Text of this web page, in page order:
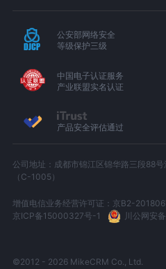
公安部网络安全
等级保护三级
中国电子认证服务
产业联盟实名认证
产品安全评估通过
公司地址：成都市锦江区锦华路三段88
（C-1005）
增值电信业务经营许可证：京B2-
京ICP备15000327号-1
川公网安
©2012 - 2026 MikeCRM Co., Ltd.